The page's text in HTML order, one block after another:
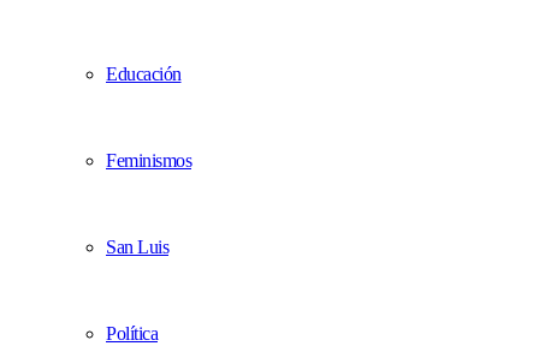
Educación
Feminismos
San Luis
Política